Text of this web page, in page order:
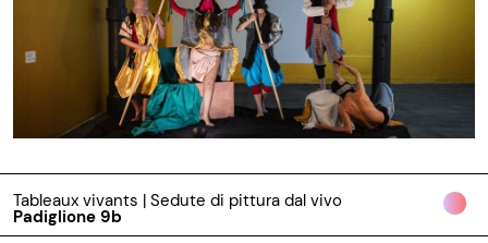
Tableaux vivants | Sedute di pittura dal vivo
Padiglione 9b